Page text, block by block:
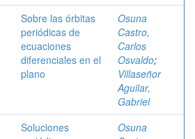
Sobre las órbitas
periódicas de
ecuaciones
diferenciales en el
plano
Osuna
Castro,
Carlos
Osvaldo;
Villaseñor
Aguilar,
Gabriel
Soluciones
Osuna